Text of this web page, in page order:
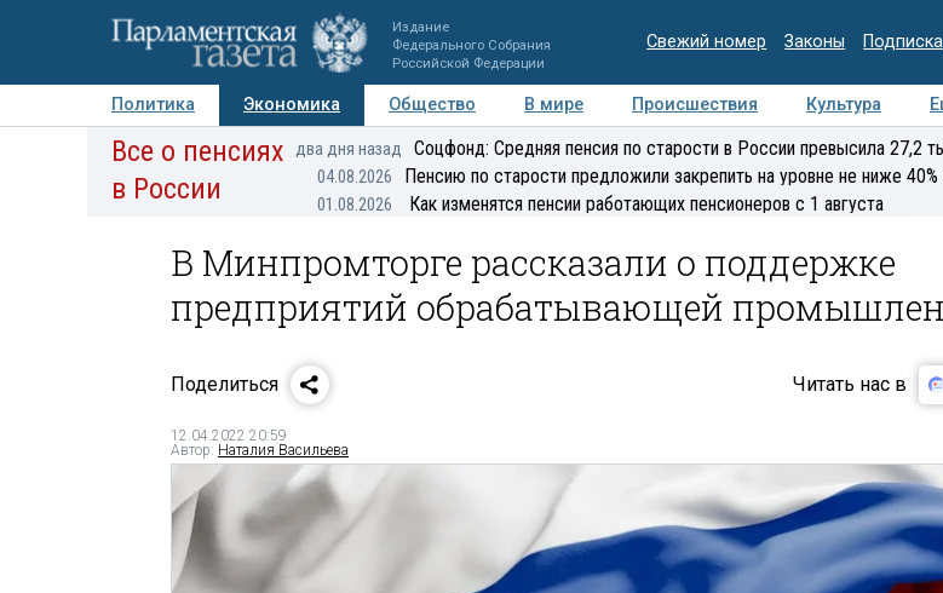
Издание
Федерального Собрания
Российской Федерации
Свежий номер Законы Подписка
Политика Экономика Общество В мире Происшествия Культура
Авторы Персоны Мнения Регионы Медиацентр Интервью
Все о пенсиях
в России
два дня назад Соцфонд: Средняя пенсия по старости в России превысила 27,2
04.08.2026 Пенсию по старости предложили закрепить на уровне не ниже 40%
01.08.2026 Как изменятся пенсии работающих пенсионеров с 1 августа
В Минпромторге рассказали о поддержке
предприятий обрабатывающей
Поделиться Читать нас в
12.04.2022 20:59
Автор: Наталия Васильева